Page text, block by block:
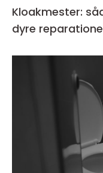
Kloakmester:
dyre